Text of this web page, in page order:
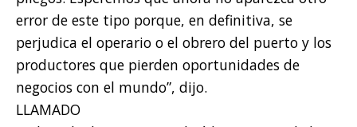
error de este tipo porque, en definitiva, se
perjudica el operario o el obrero del puerto y los
productores que pierden oportunidades de
negocios con el mundo”, dijo.
LLAMADO